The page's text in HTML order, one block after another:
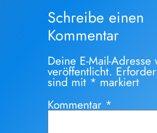
Schreibe einen
Kommentar
Deine E-Mail-
veröffentlicht.
sind mit * markiert
Kommentar *